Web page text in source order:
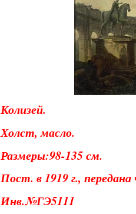
Колизей.
Холст, масло.
Размеры:98-135 см.
Пост. в 1919 г.,
Инв.№ГЭ5111